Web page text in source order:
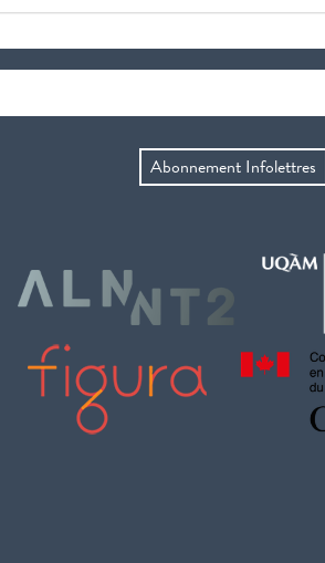
Abonnement Infolettres